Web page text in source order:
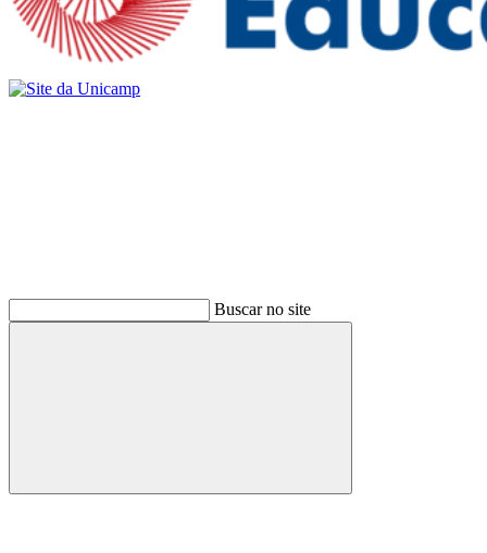
Buscar no site
Buscar